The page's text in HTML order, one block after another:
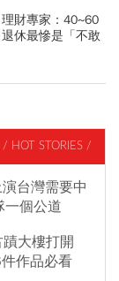
財專家：40~60
休最慘是「不敢
/ HOT STORIES /
台灣需要中
一個公道
大樓打開
作品必看